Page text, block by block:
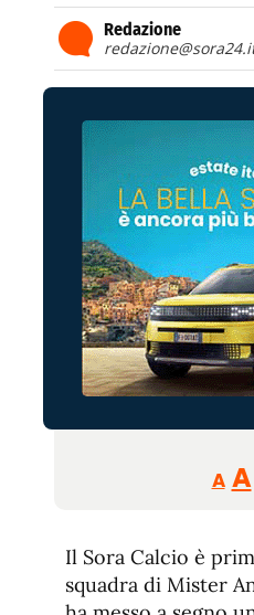
Redazione
A A
Il Sora Calcio è
squadra di Mister